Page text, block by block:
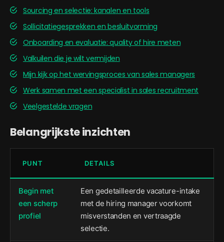
Sourcing en selectie: kanalen en tools
Sollicitatiegesprekken en besluitvorming
Onboarding en evaluatie: quality of hire meten
Valkuilen die je wilt vermijden
Mijn kijk op het wervingsproces van sales managers
Werk samen met een specialist in sales recruitment
Veelgestelde vragen
Belangrijkste inzichten
PUNT DETAILS
Begin met
een scherp
profiel
Een gedetailleerde vacature-intake
met de hiring manager voorkomt
misverstanden en vertraagde
selectie.